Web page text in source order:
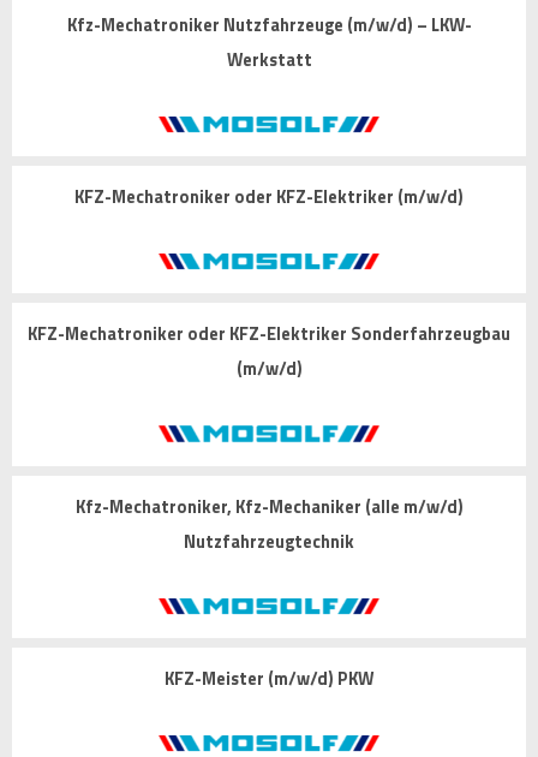
Kfz-Mechatroniker Nutzfahrzeuge (m/w/d) – LKW-
Werkstatt
KFZ-Mechatroniker oder KFZ-Elektriker (m/w/d)
KFZ-Mechatroniker oder KFZ-Elektriker Sonderfahrzeugbau
(m/w/d)
Kfz-Mechatroniker, Kfz-Mechaniker (alle m/w/d)
Nutzfahrzeugtechnik
KFZ-Meister (m/w/d) PKW